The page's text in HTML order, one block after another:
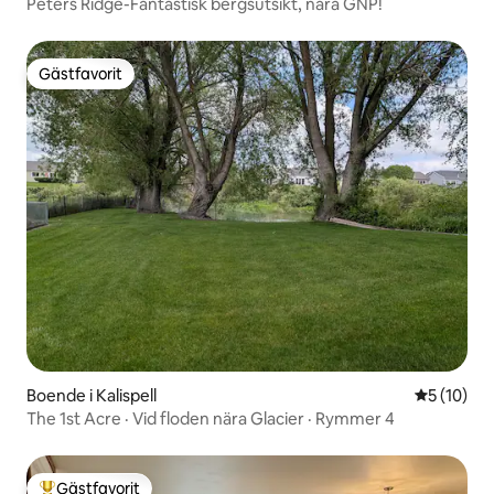
Gästfavorit
Gästfavorit
Boende i Kalispell 5 av 5 i
5 (10)
The 1st Acre · Vid floden nära Glacier · Rymmer 4
Gästfavorit